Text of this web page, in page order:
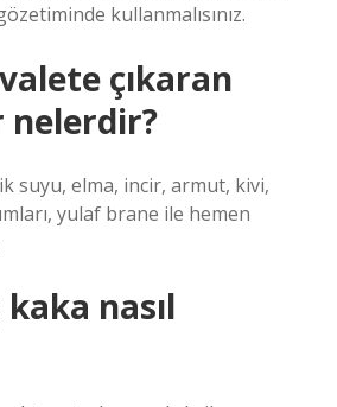
kullanmalısınız.
çıkaran
nelerdir?
suyu, elma, incir, armut, kivi,
yulaf brane ile hemen
kaka nasıl